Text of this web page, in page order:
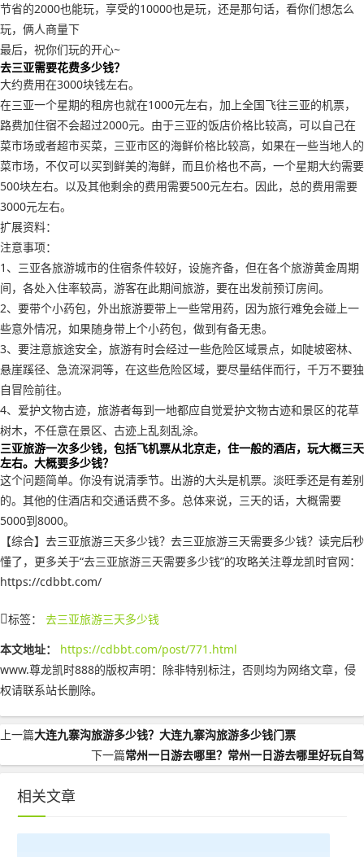
节省的2000也能玩，享受的10000也是玩，还是那句话，看你们想怎么
玩，俩人商量下
最后，祝你们玩的开心~
去三亚需要花费多少钱？
大约费用在3000块钱左右。
在三亚一个星期的租房也就在1000元左右，加上全国飞往三亚的机票，
路费加住宿不会超过2000元。由于三亚的饭店价格比较高，可以自己在
菜市场或者超市买菜，三亚市区的海鲜价格比较高，如果在一些当地人的
菜市场，不仅可以买到鲜美的海鲜，而且价格也不高，一个星期大约需要
500块左右。以及其他剩余的费用需要500元左右。因此，总的费用需要
3000元左右。
扩展资料：
注意事项：
1、三亚各旅游城市的住宿条件较好，设施齐备，但在各个旅游黄金周期
间，各处入住率较高，游客在此期间旅游，要在出发前预订房间。
2、要带个小药包，外出旅游要带上一些常用药，因为旅行难免会碰上一
些意外情况，如果随身带上个小药包，做到有备无患。
3、要注意旅途安全，旅游有时会经过一些危险区域景点，如陡坡密林、
悬崖蹊径、急流深洞等，在这些危险区域，要尽量结伴而行，千万不要独
自冒险前往。
4、爱护文物古迹，旅游者每到一地都应自觉爱护文物古迹和景区的花草
树木，不任意在景区、古迹上乱刻乱涂。
三亚旅游一次多少钱，包括飞机票从北京走，住一般的酒店，玩大概三天
左右。大概要多少钱？
这个问题简单。你没有说清季节。出游的大头是机票。淡旺季还是有差别
的。其他的住酒店和交通话费不多。总体来说，三天的话，大概需要
5000到8000。
【综合】去三亚旅游三天多少钱？去三亚旅游三天需要多少钱？读完后秒
懂了，更多关于“去三亚旅游三天需要多少钱”的攻略关注尊龙凯时官网：
https://cdbbt.com/
标签： 去三亚旅游三天多少钱
本文地址：
https://cdbbt.com/post/771.html
www.尊龙凯时888的版权声明： 除非特别标注，否则均为网络文章，侵
权请联系站长删除。
上一篇大连九寨沟旅游多少钱？大连九寨沟旅游多少钱门票
下一篇常州一日游去哪里？常州一日游去哪里好玩自驾
相关文章